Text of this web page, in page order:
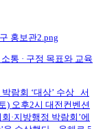
통 · 구정 목표와 교육
람회 ‘대상’ 수상 서
) 오후2시 대전컨벤션
·지방행정 박람회’에